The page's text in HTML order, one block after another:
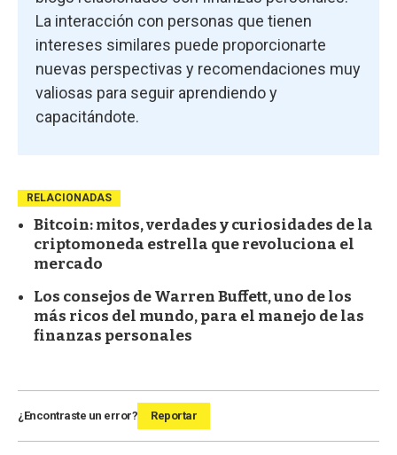
La interacción con personas que tienen
intereses similares puede proporcionarte
nuevas perspectivas y recomendaciones muy
valiosas para seguir aprendiendo y
capacitándote.
RELACIONADAS
Bitcoin: mitos, verdades y curiosidades de la
criptomoneda estrella que revoluciona el
mercado
Los consejos de Warren Buffett, uno de los
más ricos del mundo, para el manejo de las
finanzas personales
¿Encontraste un error? Reportar